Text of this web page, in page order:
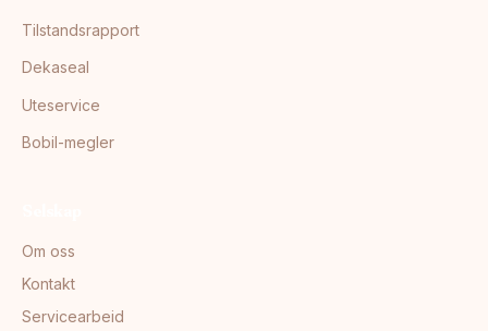
Tilstandsrapport
Dekaseal
Uteservice
Bobil-megler
Om oss
Kontakt
Servicearbeid